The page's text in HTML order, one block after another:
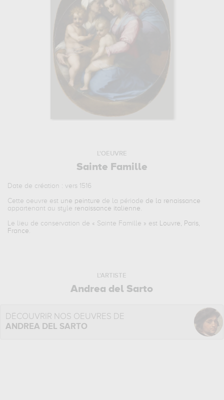
L'OEUVRE
Sainte Famille
Date de création : vers 1516
Cette oeuvre est une peinture de la période de la renaissance
appartenant au style renaissance italienne.
Le lieu de conservation de « Sainte Famille » est Louvre, Paris,
France.
L'ARTISTE
Andrea del Sarto
DÉCOUVRIR NOS OEUVRES DE
ANDREA DEL SARTO